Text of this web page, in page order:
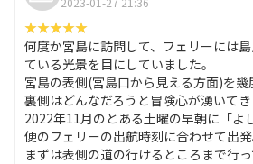
何度か宮島に訪問して、フェリーには
ている光景を目にしていました。
宮島の表側(宮島口から見える方面)を幾
裏側はどんなだろうと冒険心が湧いてき
2022年11月のとある土曜の早朝に「よ
便のフェリーの出航時刻に合わせて出発
まずは表側の道の行けるところまで行